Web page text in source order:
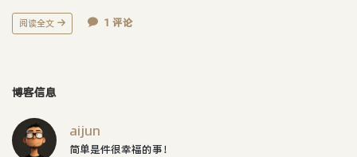
阅读全文 1 评论
博客信息
aijun
简单是件很幸福的事！